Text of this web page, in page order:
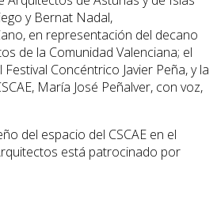
y Bernat Nadal,
en representación del decano
de la Comunidad Valenciana; el
Concéntrico Javier Peña, y la
María José Peñalver, con voz,
del espacio del CSCAE en el
está patrocinado por